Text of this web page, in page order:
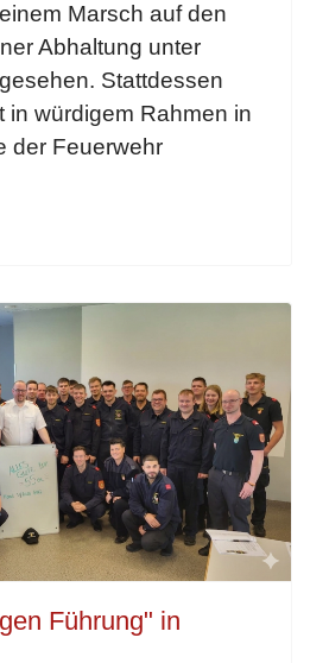
Marsch auf den
Abhaltung unter
Stattdessen
in würdigem Rahmen in
der Feuerwehr
Führung" in